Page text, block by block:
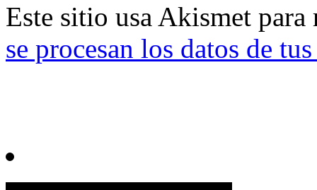
Este sitio usa Akismet
se procesan los datos de